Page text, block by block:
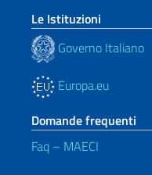
Le Istituzioni
Governo Italiano
Europa.eu
Domande frequenti
Faq – MAECI